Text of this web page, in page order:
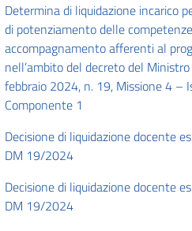
Determina di liquidazione incarico
di potenziamento delle
accompagnamento afferenti al
nell’ambito del decreto del
febbraio 2024, n. 19, Missione 4 –
Componente 1
Decisione di liquidazione docente
DM 19/2024
Decisione di liquidazione docente
DM 19/2024